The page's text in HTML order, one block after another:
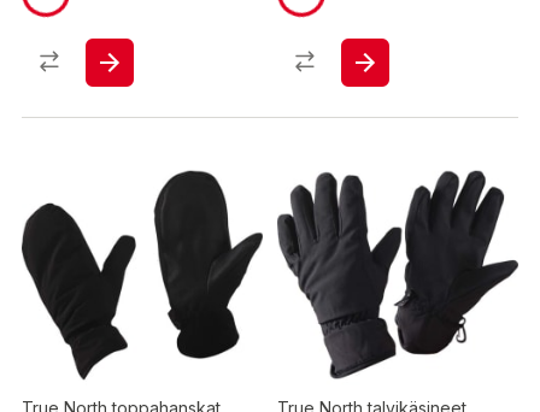
True North toppahanskat True North talvikäsineet